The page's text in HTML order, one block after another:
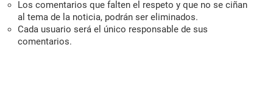
Los comentarios que falten el respeto y que no se ciñan
al tema de la noticia, podrán ser eliminados.
Cada usuario será el único responsable de sus
comentarios.